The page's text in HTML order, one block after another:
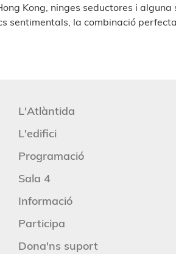
Kong, ninges seductores i alguna
sentimentals, la combinació
L'Atlàntida
L'edifici
Programació
Sala 4
Informació
Participa
Dona'ns suport